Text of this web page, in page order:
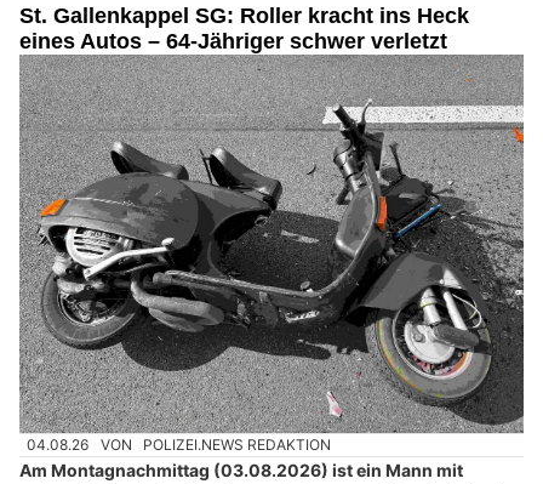
St. Gallenkappel SG: Roller kracht ins Heck
eines Autos – 64-Jähriger schwer verletzt
04.08.26 VON POLIZEI.NEWS REDAKTION
Am Montagnachmittag (03.08.2026) ist ein Mann mit